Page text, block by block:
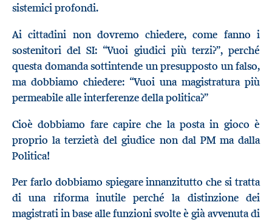
sistemici profondi.
Ai cittadini non dovremo chiedere, come fanno i
sostenitori del SI: “Vuoi giudici più terzi?”, perché
questa domanda sottintende un presupposto un falso,
ma dobbiamo chiedere: “Vuoi una magistratura più
permeabile alle interferenze della politica?”
Cioè dobbiamo fare capire che la posta in gioco è
proprio la terzietà del giudice non dal PM ma dalla
Politica!
Per farlo dobbiamo spiegare innanzitutto che si tratta
di una riforma inutile perché la distinzione dei
magistrati in base alle funzioni svolte è già avvenuta di